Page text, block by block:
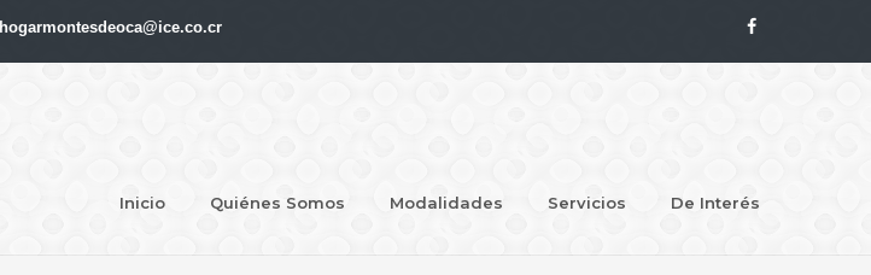
hogarmontesdeoca@ice.co.cr
Inicio Quiénes Somos Modalidades Servicios
De Interés